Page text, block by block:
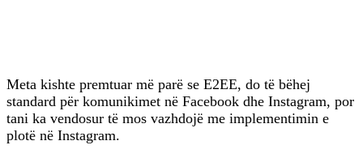
Meta kishte premtuar më parë se E2EE, do të bëhej
standard për komunikimet në Facebook dhe Instagram, por
tani ka vendosur të mos vazhdojë me implementimin e
plotë në Instagram.